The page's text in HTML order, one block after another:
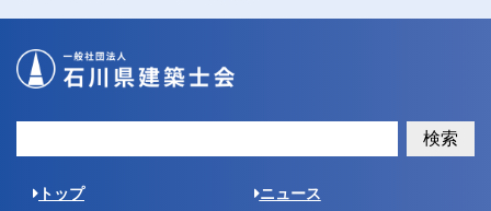
検索
トップ ニュース